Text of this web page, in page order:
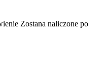
Zostana naliczone po